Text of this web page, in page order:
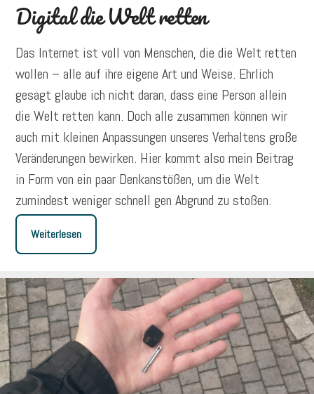
Digital die Welt retten
Das Internet ist voll von Menschen, die die Welt retten
wollen – alle auf ihre eigene Art und Weise. Ehrlich
gesagt glaube ich nicht daran, dass eine Person allein
die Welt retten kann. Doch alle zusammen können wir
auch mit kleinen Anpassungen unseres Verhaltens große
Veränderungen bewirken. Hier kommt also mein Beitrag
in Form von ein paar Denkanstößen, um die Welt
zumindest weniger schnell gen Abgrund zu stoßen.
Weiterlesen